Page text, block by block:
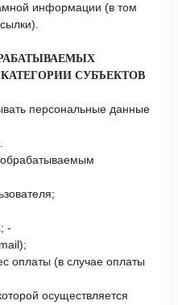
информации (в том
СУБЪЕКТОВ
персональные данные
-
оплаты (в случае оплаты
осуществляется